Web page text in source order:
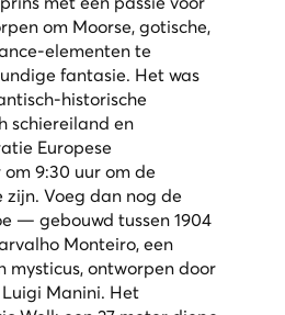
om Moorse, gotische,
elementen te
fantasie. Het was
historische
schiereiland en
Europese
9:30 uur om de
Voeg dan nog de
— gebouwd tussen 1904
Monteiro, een
mysticus, ontworpen door
Manini. Het